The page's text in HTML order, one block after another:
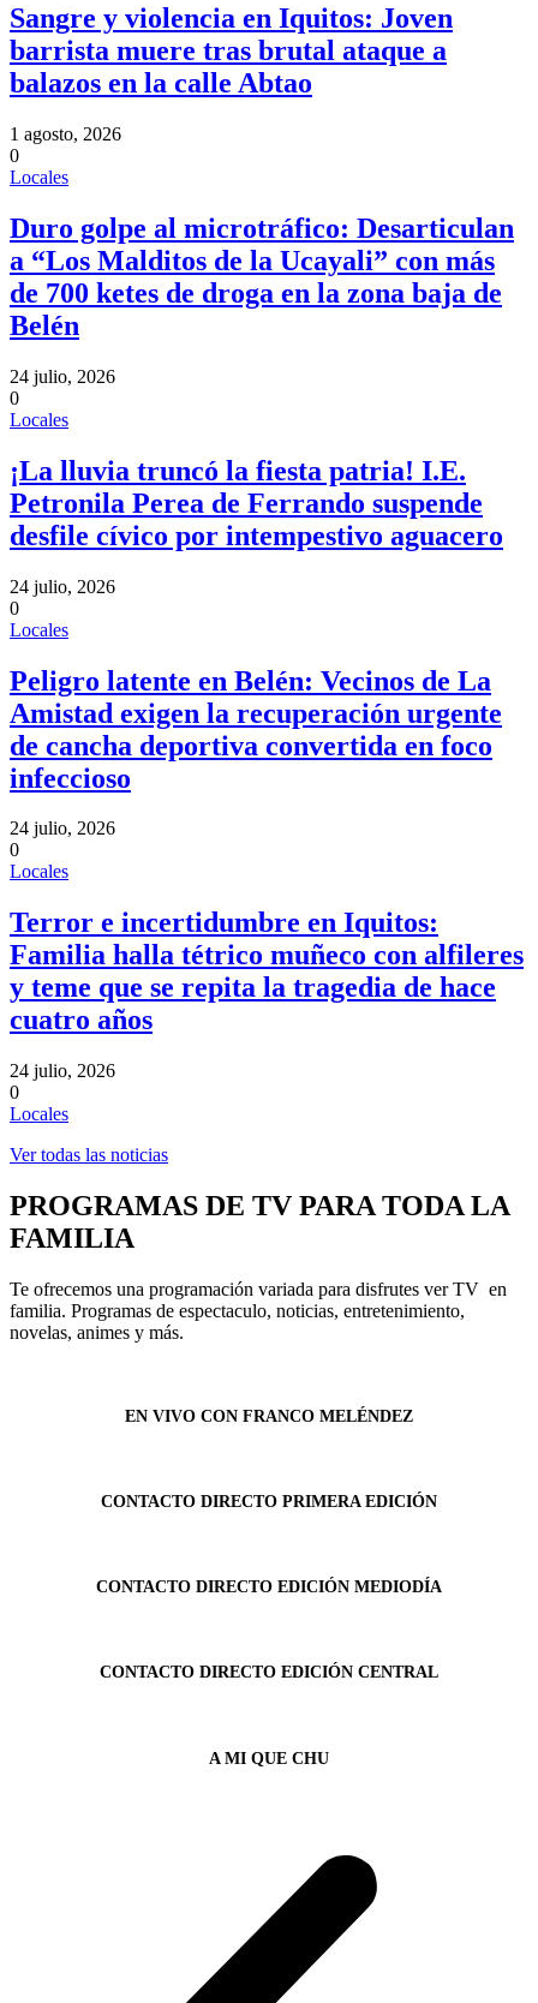
Sangre y violencia en Iquitos: Joven
barrista muere tras brutal ataque a
balazos en la calle Abtao
1 agosto, 2026
0
Locales
Duro golpe al microtráfico: Desarticulan
a “Los Malditos de la Ucayali” con más
de 700 ketes de droga en la zona baja de
Belén
24 julio, 2026
0
Locales
¡La lluvia truncó la fiesta patria! I.E.
Petronila Perea de Ferrando suspende
desfile cívico por intempestivo aguacero
24 julio, 2026
0
Locales
Peligro latente en Belén: Vecinos de La
Amistad exigen la recuperación urgente
de cancha deportiva convertida en foco
infeccioso
24 julio, 2026
0
Locales
Terror e incertidumbre en Iquitos:
Familia halla tétrico muñeco con alfileres
y teme que se repita la tragedia de hace
cuatro años
24 julio, 2026
0
Locales
Ver todas las noticias
PROGRAMAS DE TV PARA TODA LA
FAMILIA
Te ofrecemos una programación variada para disfrutes ver TV en
familia. Programas de espectaculo, noticias, entretenimiento,
novelas, animes y más.
EN VIVO CON FRANCO MELÉNDEZ
CONTACTO DIRECTO PRIMERA EDICIÓN
CONTACTO DIRECTO EDICIÓN MEDIODÍA
CONTACTO DIRECTO EDICIÓN CENTRAL
A MI QUE CHU